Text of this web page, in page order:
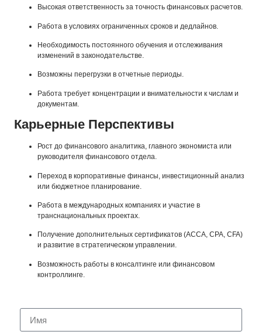
Высокая ответственность за точность финансовых расчетов.
Работа в условиях ограниченных сроков и дедлайнов.
Необходимость постоянного обучения и отслеживания
изменений в законодательстве.
Возможны перегрузки в отчетные периоды.
Работа требует концентрации и внимательности к числам и
документам.
Карьерные Перспективы
Рост до финансового аналитика, главного экономиста или
руководителя финансового отдела.
Переход в корпоративные финансы, инвестиционный анализ
или бюджетное планирование.
Работа в международных компаниях и участие в
транснациональных проектах.
Получение дополнительных сертификатов (ACCA, CPA, CFA)
и развитие в стратегическом управлении.
Возможность работы в консалтинге или финансовом
контроллинге.